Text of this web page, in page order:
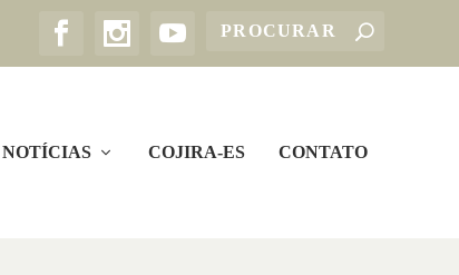
NOTÍCIAS COJIRA-ES CONTATO